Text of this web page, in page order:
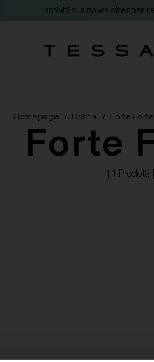
iscriviti alla newsletter per
Homepage / Donna / Forte Forte
Forte
[ 1 Prodotti ]